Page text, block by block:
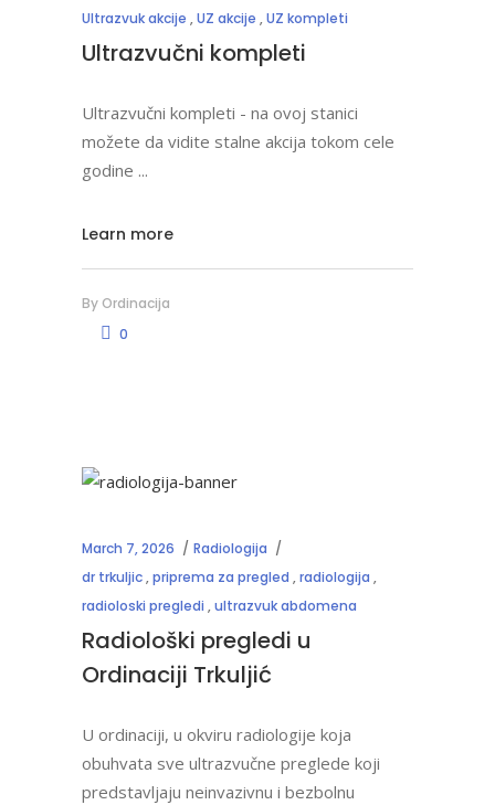
Ultrazvuk akcije ,UZ akcije ,UZ kompleti
Ultrazvučni kompleti
Ultrazvučni kompleti - na ovoj stanici
možete da vidite stalne akcija tokom cele
godine
Learn more
By Ordinacija
0
March 7, 2026
Radiologija
dr trkuljic,priprema za pregled ,radiologija ,
radioloski pregledi ,ultrazvuk abdomena
Radiološki pregledi u
Ordinaciji Trkuljić
U ordinaciji, u okviru radiologije koja
obuhvata sve ultrazvučne preglede koji
predstavljaju neinvazivnu i bezbolnu